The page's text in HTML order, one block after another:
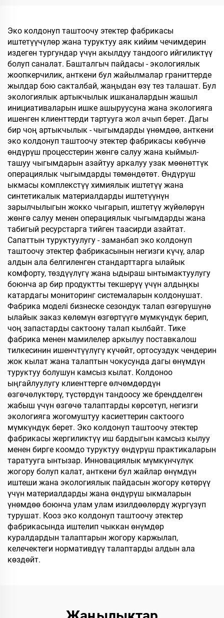
Эркектер жана Аялдар
үчүн Чашмалар
жолку колдонууга
арналган, мейманхана
үчүн жана
авиакомпаниялар үчүн
шлепкилер
Эко колдонуп таштоочу этектер фабрикасы
иштетүүчүлөр жана туруктуу аяк кийим чечимдерин
издеген тургундар үчүн акылдуу тандоого ийгиликтүү
болуп саналат. Башталгыч пайдасы - экологиялык
жоопкерчилик, анткени бул жайылмалар граниттерде
жылдар бою сакталбай, жаңыдан өзү тез талашат. Бул
экологиялык артыкчылык ишканалардын жашыл
инициативаларын ишке ашыруусуна жана экологияга
ишенген клиенттерди тартууга жол ачып берет. Дагы
бир чоң артыкчылык - чыгымдарды үнөмдөө, анткени
эко колдонуп таштоочу этектер фабрикасы көбүнчө
өндүрүш процесстерин жөнгө салуу жана кыймыл-
ташуу чыгымдарын азайтуу аркалуу узак мөөнөттүк
операциялык чыгымдарды төмөндөтөт. Өндүрүш
ыкмасы комплекстүү химиялык иштетүү жана
синтетикалык материалдарды иштетүүнүн
зарылчылыгын жокко чыгарып, иштетүү жүйөлөрүн
жөнгө салуу менен операциялык чыгымдарды жана
табигый ресурстарга тийген таасирди азайтат.
Сапаттын туруктуулугу - заманбап эко колдонуп
таштоочу этектер фабрикасынын негизги күчү, алар
алдын ала белгиленген стандарттарга ылайык
комфорту, төздүүлүгү жана ыдыраш ынтымактуулугу
боюнча ар бир продуктты текшерүү үчүн алдыңкы
катардагы мониторинг системаларын колдонушат.
Фабрика моделі бизнеске сезондук талап өзгөрүшүнө
ылайык заказ көлөмүн өзгөртүүгө мүмкүндүк берип,
чоң запастарды сактоону талап кылбайт. Тике
фабрика менен мамилелер аркылуу поставкалош
тилкесинин ишенчтүүлүгү күчөйт, ортосуздук чендерин
жок кылат жана талаптын чокусунда дагы өнүмдүн
туруктуу болушун камсыз кылат. Колдоноо
ыңгайлуулугу клиенттерге өлчөмдөрдүн
өзгөчөлүктөрү, түстөрдүн тандоосу же брендделген
жабыш үчүн өзгөчө талаптарды көрсөтүп, негизги
экологияга жогомуштуу касиеттерин сактоого
мүмкүндүк берет. Эко колдонуп таштоочу этектер
фабрикасы жергиликтүү иш бардыгын камсыз кылуу
менен бирге коомдо туруктуу өндүрүш практикаларын
таратууга ынтызар. Инновациялык мүмкүнчүлүк
жогору болуп калат, анткени бул жайлар өнүмдүн
иштеши жана экологиялык пайдасын жогору көтөрүү
үчүн материалдарды жана өндүрүш ыкмаларын
үнөмдөө боюнча улам улам изилдөөлөрдү жүргүзүп
турушат. Кооз эко колдонуп таштоочу этектер
фабрикасында иштелип чыккан өнүмдөр
куралдардын талаптарын жогору каржылап,
келечектеги нормативдүү талаптарды алдын ала
көздөйт.